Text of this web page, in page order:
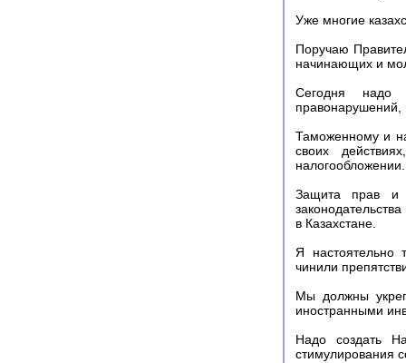
Уже многие
Поручаю
начинающих и
Сегодня надо
правонарушений,
Таможенному и
своих
налогообложении.
Защита прав и
в Казахстане.
Я настоятельно
чинили
Мы должны
иностранными
Надо создать
стимулирования